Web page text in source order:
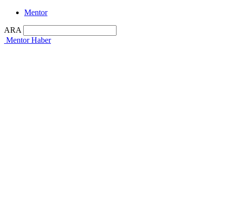
Mentor
ARA
Mentor Haber